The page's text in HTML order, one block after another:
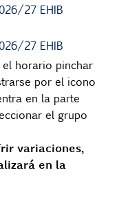
27 EHIB
27 EHIB
horario pinchar
por el icono
en la parte
el grupo
variaciones,
en la